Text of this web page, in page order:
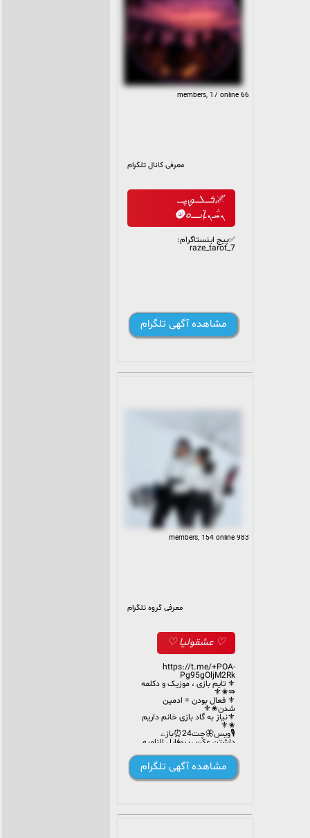
66 members, 17 online
معرفی کانال تلگرام
🌌ܭـــܠــࡐ‌ܝ݆ߺـ
ܢܚ݅ـܢ̣ـߊ‌ࡅ߭ــــــܘ🌚
✅پیج اینستاگرام:
raze_tarot_7
مشاهده آگهی تلگرام
983 members, 154 online
معرفی گروه تلگرام
♡ عشقولیا ♡
https://t.me/+POA-
Pg95gOljM2Rk
⚜️ تایم بازی ، موزیک و دکلمه
⇛✬⚜️
⚜️ فعال بودن = ادمین
شدن✬⚜️
⚜️نیاز به گاد بازی خانم داریم
✬⚜️
🎙ویس🦋چت24⏰بازے
داشتن عکس پروفایل الزامیه
خوش بگذره بهتون عشقولیا😍
😍😍
مشاهده آگهی تلگرام